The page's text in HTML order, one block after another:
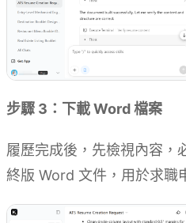
步驟 3：下載 Word 檔案
履歷完成後，先檢視內容，
終版 Word 文件，用於求職